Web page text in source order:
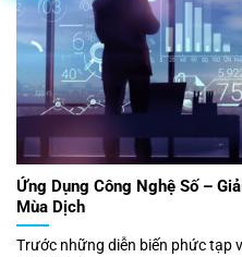
Ứng Dụng Công Nghệ Số –
Mùa Dịch
Trước những diễn biến phức tạp